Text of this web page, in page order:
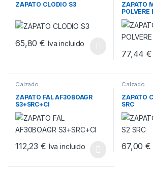
ZAPATO CLODIO S3
65,80€ Iva incluido
Este producto tiene múltiples variantes.
ZAPATO
POLVERE
77,44€
Calzado
ZAPATO FAL AF30BOAGR
S3+SRC+CI
112,23€ Iva incluido
Calzado
ZAPATO
SRC
67,00€